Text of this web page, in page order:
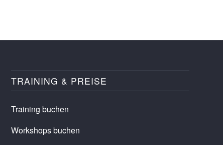
TRAINING & PREISE
Training buchen
Workshops buchen